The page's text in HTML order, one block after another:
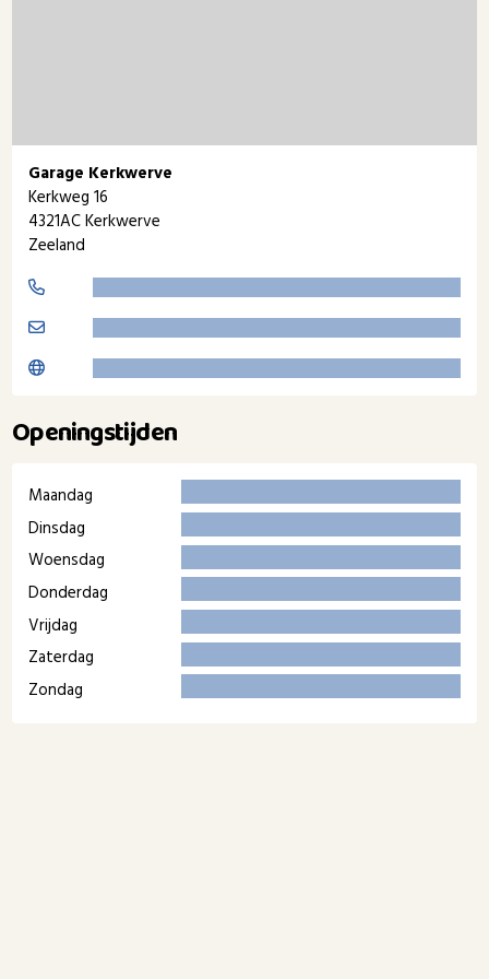
Garage Kerkwerve
Kerkweg 16
4321AC Kerkwerve
Zeeland
Openingstijden
Maandag
Dinsdag
Woensdag
Donderdag
Vrijdag
Zaterdag
Zondag